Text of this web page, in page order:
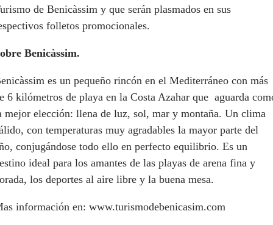
de Benicàssim y que serán plasmados en sus
folletos promocionales.
Benicàssim.
es un pequeño rincón en el Mediterráneo con más
6 kilómetros de playa en la Costa Azahar que aguarda
mejor elección: llena de luz, sol, mar y montaña. Un clima
con temperaturas muy agradables la mayor parte del
conjugándose todo ello en perfecto equilibrio. Es un
ideal para los amantes de las playas de arena fina y
los deportes al aire libre y la buena mesa.
información en: www.turismodebenicasim.com